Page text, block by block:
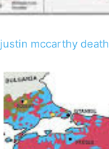
justin mccarthy